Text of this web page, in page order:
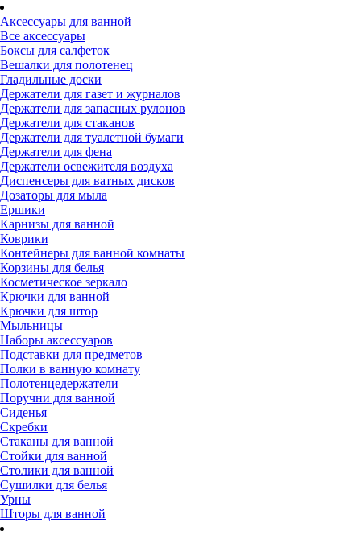
Аксессуары для ванной
Все аксессуары
Боксы для салфеток
Вешалки для полотенец
Гладильные доски
Держатели для газет и журналов
Держатели для запасных рулонов
Держатели для стаканов
Держатели для туалетной бумаги
Держатели для фена
Держатели освежителя воздуха
Диспенсеры для ватных дисков
Дозаторы для мыла
Ершики
Карнизы для ванной
Коврики
Контейнеры для ванной комнаты
Корзины для белья
Косметическое зеркало
Крючки для ванной
Крючки для штор
Мыльницы
Наборы аксессуаров
Подставки для предметов
Полки в ванную комнату
Полотенцедержатели
Поручни для ванной
Сиденья
Скребки
Стаканы для ванной
Стойки для ванной
Столики для ванной
Сушилки для белья
Урны
Шторы для ванной